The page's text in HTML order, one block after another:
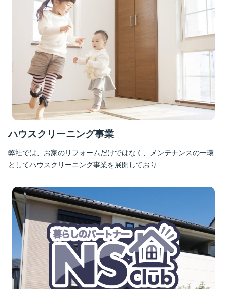
ハウスクリーニング事業
弊社では、お家のリフォームだけではなく、メンテナンスの一環
としてハウスクリーニング事業を展開しており……